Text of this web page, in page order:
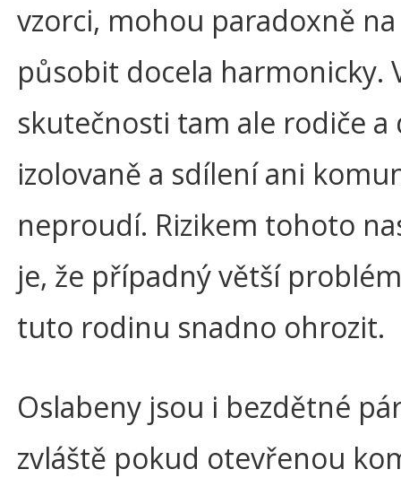
vzorci, mohou paradoxně
působit docela harmonicky.
skutečnosti tam ale rodiče a
izolovaně a sdílení ani
neproudí. Rizikem tohoto
je, že případný větší
tuto rodinu snadno ohrozit.
Oslabeny jsou i bezdětné
zvláště pokud otevřenou